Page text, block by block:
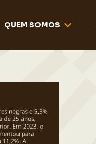
QUEM SOMOS